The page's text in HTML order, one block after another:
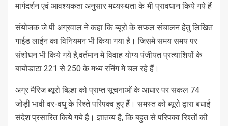
मार्गदर्शन एवं आवश्यकता अनुसार मध्यस्थता के भी प्रावधान किये गये हैं
संयोजक जे पी अग्रवाल ने कहा कि ब्यूरो के सफल संचालन हेतु लिखित
गाईड लाईन का विनियमन भी किया गया है। जिसमे समय समय पर
संशोधन भी किये गये है,वर्तमान मे विवाह योग्य पंजीयत प्रत्याशियों के
बायोडाटा 221 से 250 के मध्य रनिंग मे चल रहे हैं।
अग्र मैरिज ब्यूरो बिल्हा को प्राप्त सूचनाओं के आधार पर सकल 74
जोड़ी भावी वर-वधु के रिश्ते परिपक्व हुए हैं। समस्त को ब्यूरो द्वारा बधाई
संदेश प्रसारित किये गये है। ज्ञातव्य है, कि बहुत से परिपक्व रिश्तों की